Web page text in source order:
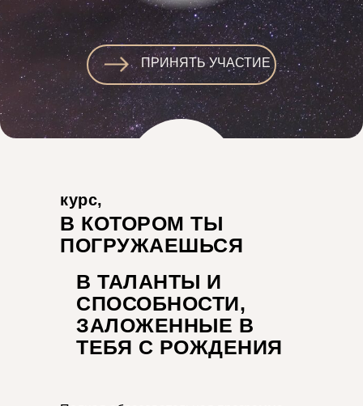
ПРИНЯТЬ УЧАСТИЕ
В КОТОРОМ ТЫ
ПОГРУЖАЕШЬСЯ
курс,
В ТАЛАНТЫ И
СПОСОБНОСТИ,
ЗАЛОЖЕННЫЕ В
ТЕБЯ С РОЖДЕНИЯ